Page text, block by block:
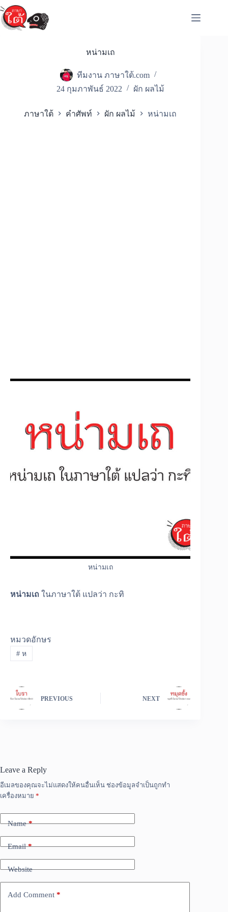
Skip
to
content
หน่ามเถ
ทีมงาน ภาษาใต้.com
24 กุมภาพันธ์ 2022
ผัก ผลไม้
ภาษาใต้ คำศัพท์ ผัก ผลไม้ หน่ามเถ
หน่ามเถ
หน่ามเถ ในภาษาใต้ แปลว่า กะทิ
หมวดอักษร
#ห
PREVIOUS NEXT
Leave a Reply
อีเมลของคุณจะไม่แสดงให้คนอื่นเห็น ช่องข้อมูลจำเป็นถูกทำ
เครื่องหมาย *
Name*
Email*
Website
Add Comment *